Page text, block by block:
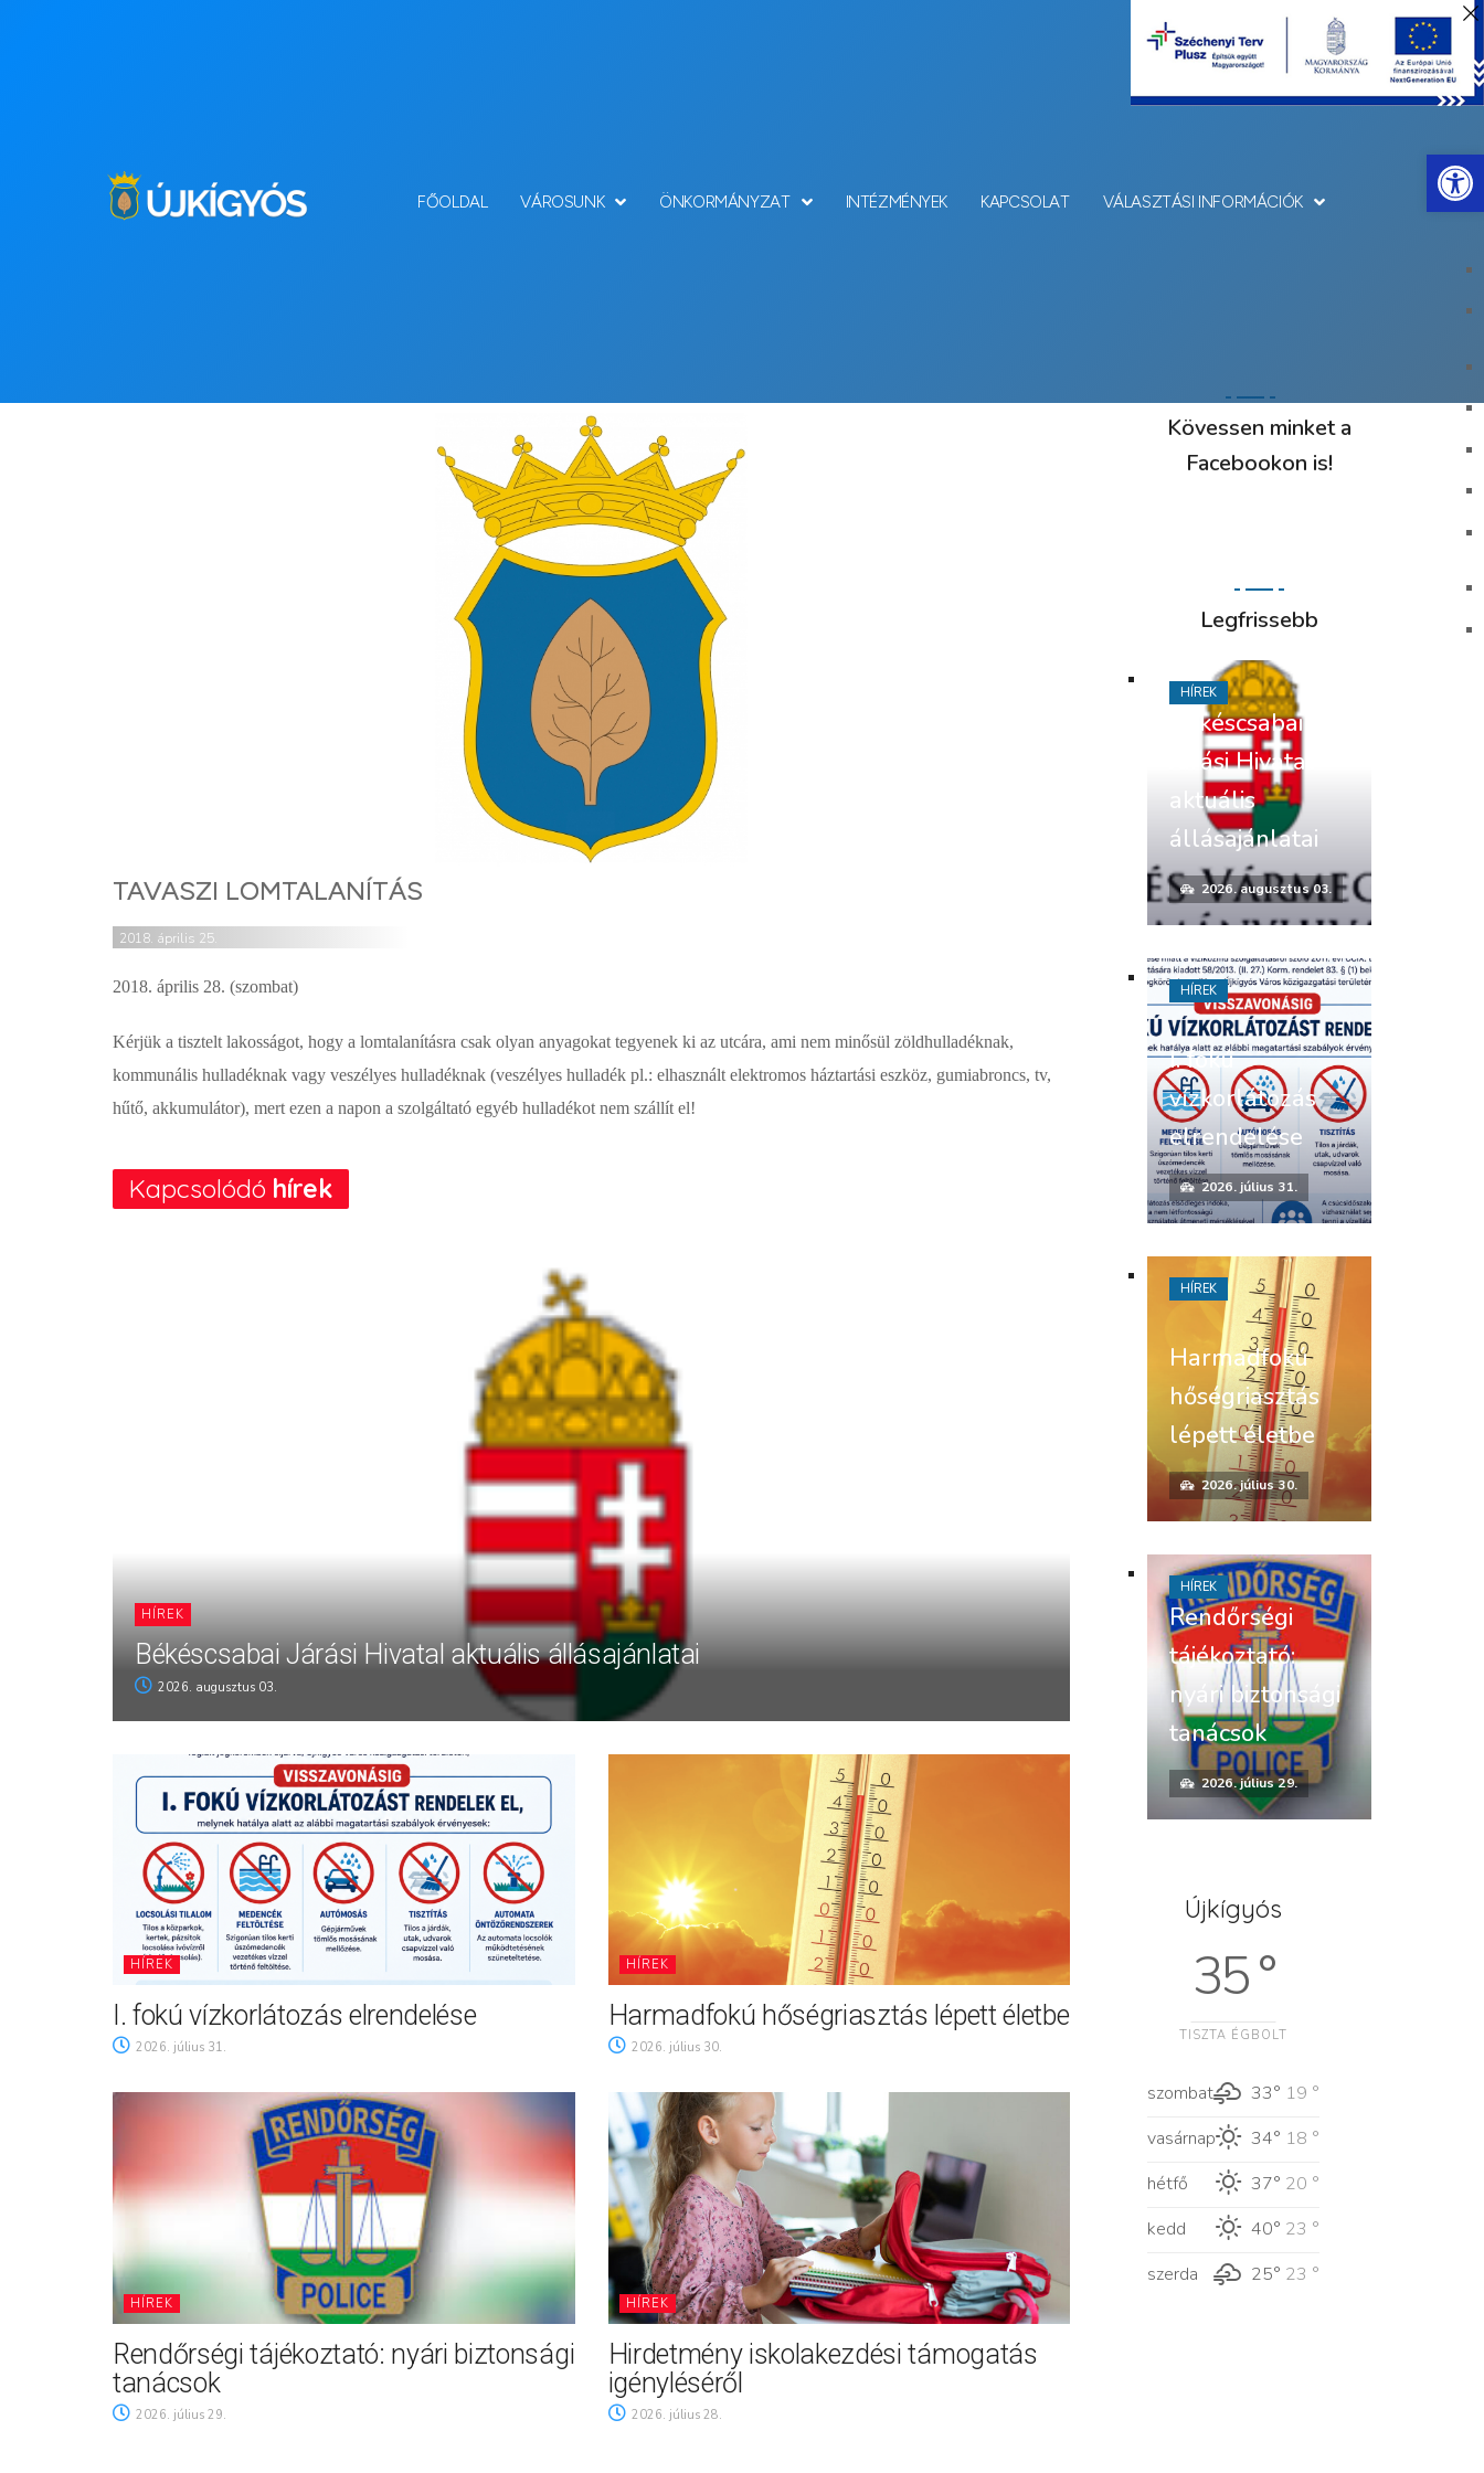
FŐOLDAL VÁROSUNK ÖNKORMÁNYZAT INTÉZMÉNYEK KAPCSOLAT VÁLASZTÁSI INFORMÁCIÓK
TAVASZI LOMTALANÍTÁS
2018. április 25.
2018. április 28. (szombat)
Kérjük a tisztelt lakosságot, hogy a lomtalanításra csak olyan anyagokat tegyenek ki az utcára, ami nem minősül zöldhulladéknak,
kommunális hulladéknak vagy veszélyes hulladéknak (veszélyes hulladék pl.: elhasznált elektromos háztartási eszköz, gumiabroncs, tv,
hűtő, akkumulátor), mert ezen a napon a szolgáltató egyéb hulladékot nem szállít el!
Kapcsolódó hírek
HÍREK
Békéscsabai Járási Hivatal aktuális állásajánlatai
2026. augusztus 03.
HÍREK
I. fokú vízkorlátozás elrendelése
2026. július 31.
HÍREK
Harmadfokú hőségriasztás lépett életbe
2026. július 30.
HÍREK
Rendőrségi tájékoztató: nyári biztonsági
tanácsok
2026. július 29.
HÍREK
Hirdetmény iskolakezdési támogatás
igényléséről
2026. július 28.
Kövessen minket a
Facebookon is!
Legfrissebb
Békéscsabai
Járási Hivatal
aktuális
állásajánlatai
2026. augusztus 03.
HÍREK
I. fokú
vízkorlátozás
elrendelése
2026. július 31.
HÍREK
Harmadfokú
hőségriasztás
lépett életbe
2026. július 30.
HÍREK
Rendőrségi
tájékoztató:
nyári biztonsági
tanácsok
2026. július 29.
HÍREK
Újkígyós
35 °
TISZTA ÉGBOLT
szombat 33° 19 °
vasárnap
34° 18 °
hétfő
37° 20 °
kedd
40° 23 °
szerda
25° 23 °